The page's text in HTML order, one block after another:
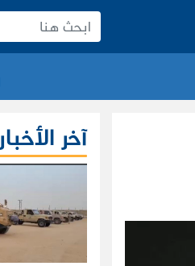
آخر الأخبار